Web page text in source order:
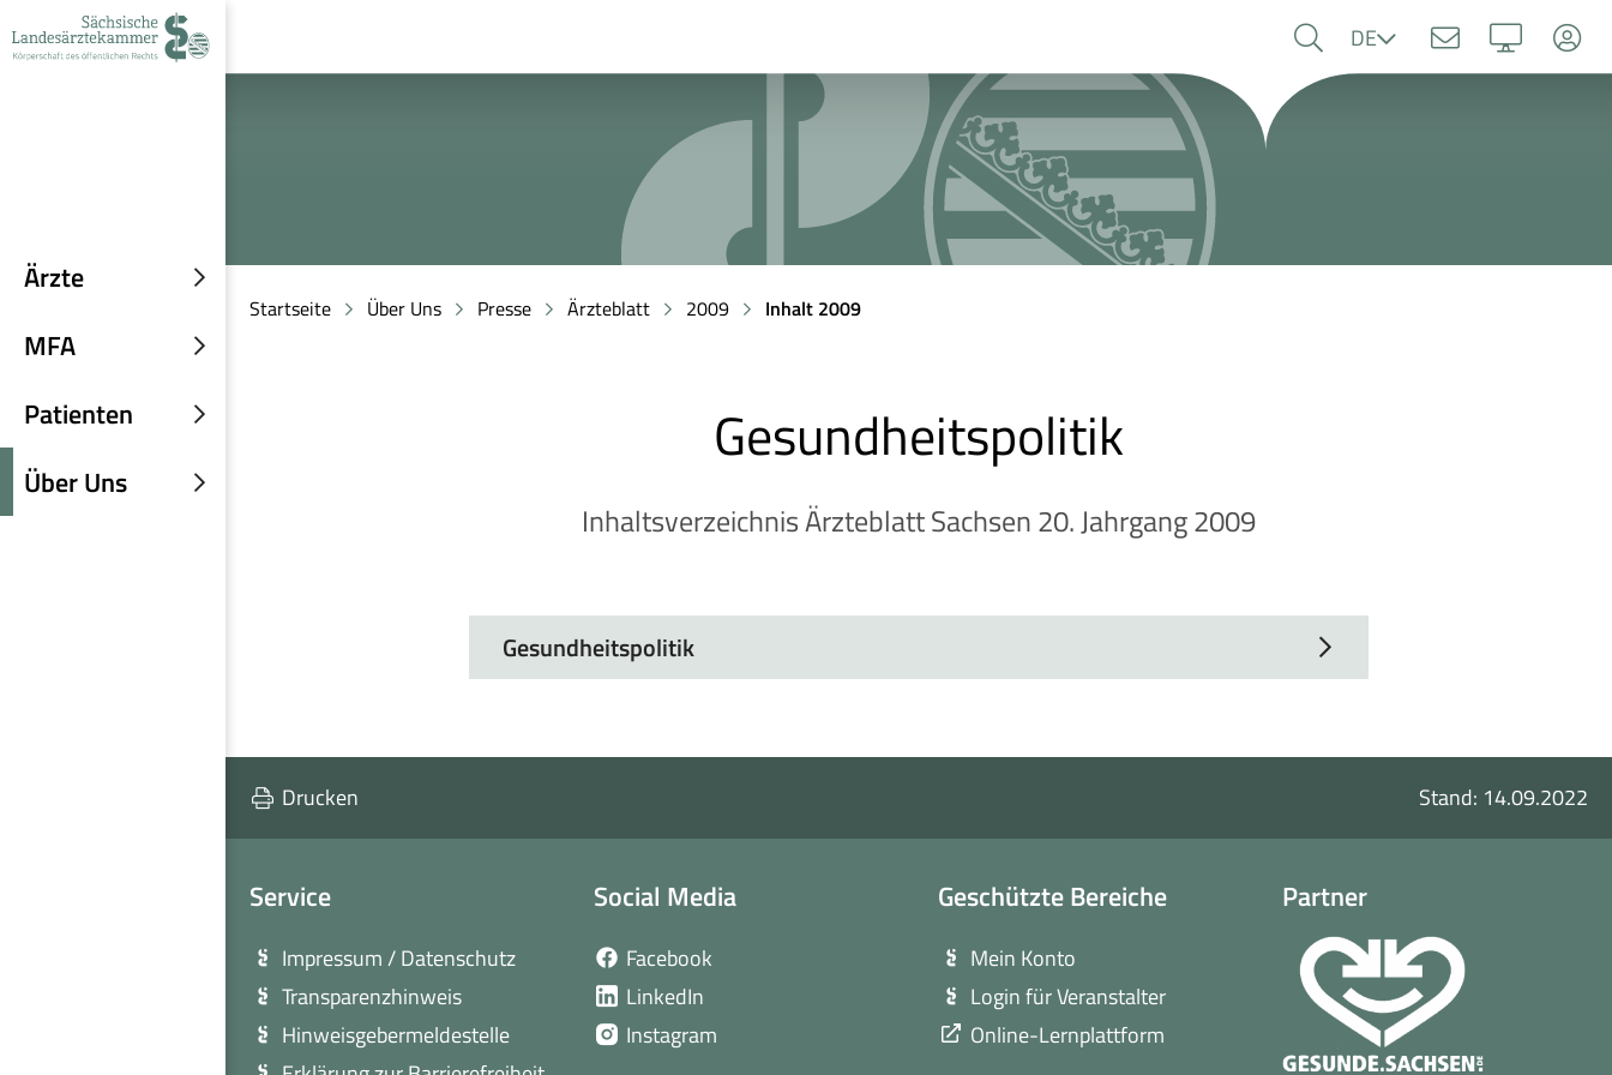
Navigation
Suche
Inhalt
Ärzte
Untermenü
MFA
Untermenü
Patienten
Untermenü
Über Uns
Untermenü
Sprache
DE
Startseite Über Uns Presse Ärzteblatt 2009 Inhalt 2009
Gesundheitspolitik
Inhaltsverzeichnis Ärzteblatt Sachsen 20. Jahrgang 2009
Gesundheitspolitik
Drucken Stand: 14.09.2022
Service
Impressum / Datenschutz
Transparenzhinweis
Hinweisgebermeldestelle
Social Media
Facebook
neuem
LinkedIn
in
Instagram
Geschützte Bereiche
Mein Konto
Login für Veranstalter
Online-Lernplattform
Partner